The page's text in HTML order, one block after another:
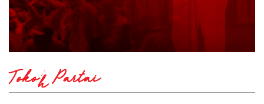
Tokoh Partai